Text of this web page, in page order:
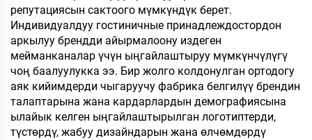
репутациясын сактоого мүмкүндүк берет.
Индивидуалдуу гостиничные принадлеждостордон
аркылуу брендди айырмалоону издеген
мейманканалар үчүн ыңгайлаштыруу мүмкүнчүлүгү
чоң баалуулукка ээ. Бир жолго колдонулган ортодогу
аяк кийимдерди чыгаруучу фабрика белгилүү брендин
талаптарына жана кардарлардын демографиясына
ылайык келген ыңгайлаштырылган логотиптерди,
түстөрдү, жабуу дизайндарын жана өлчөмдөрдү